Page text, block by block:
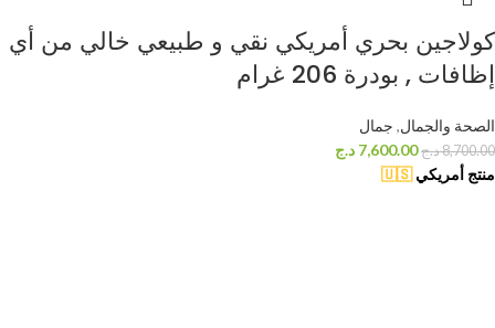
كولاجين بحري أمريكي نقي و طبيعي خالي من أي
إظافات , بودرة 206 غرام
الصحة والجمال, جمال
8,700.00د.ج 7,600.00 د.ج
منتج أمريكي🇺🇸